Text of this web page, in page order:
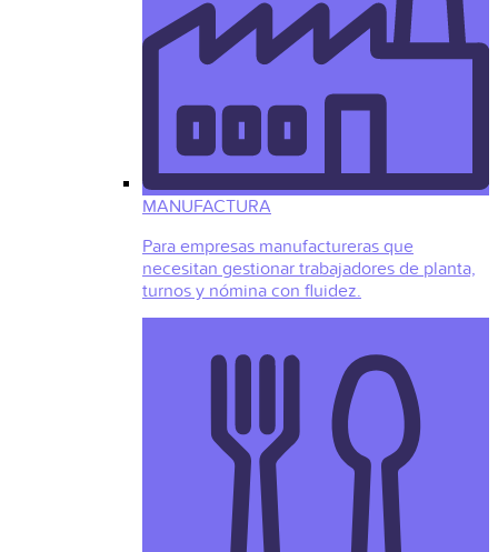
MANUFACTURA
Para empresas manufactureras que
necesitan gestionar trabajadores de planta,
turnos y nómina con fluidez.